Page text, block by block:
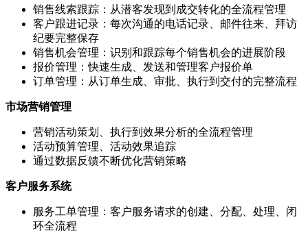
销售线索跟踪：从潜客发现到成交转化的全流程管理
客户跟进记录：每次沟通的电话记录、邮件往来、拜访
纪要完整保存
销售机会管理：识别和跟踪每个销售机会的进展阶段
报价管理：快速生成、发送和管理客户报价单
订单管理：从订单生成、审批、执行到交付的完整流程
市场营销管理
营销活动策划、执行到效果分析的全流程管理
活动预算管理、活动效果追踪
通过数据反馈不断优化营销策略
客户服务系统
服务工单管理：客户服务请求的创建、分配、处理、闭
环全流程